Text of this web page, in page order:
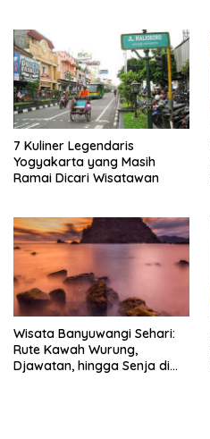
7 Kuliner Legendaris
Yogyakarta yang Masih
Ramai Dicari Wisatawan
Wisata Banyuwangi Sehari:
Rute Kawah Wurung,
Djawatan, hingga Senja di